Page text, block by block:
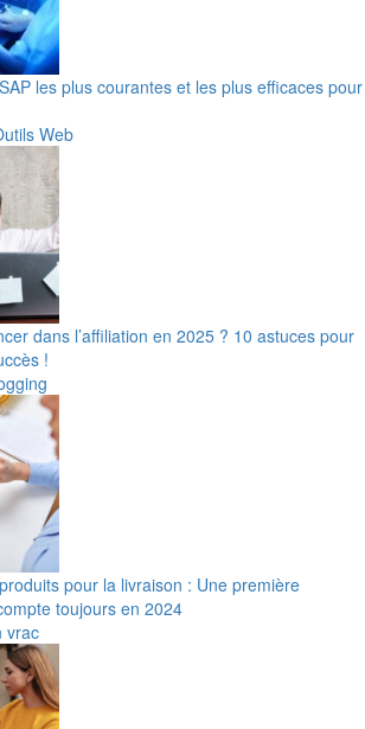
les plus courantes et les plus efficaces pour
Web
dans l’affiliation en 2025 ? 10 astuces pour
!
pour la livraison : Une première
toujours en 2024
vrac